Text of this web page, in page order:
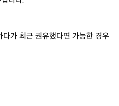
가 최근 권유했다면 가능한 경우